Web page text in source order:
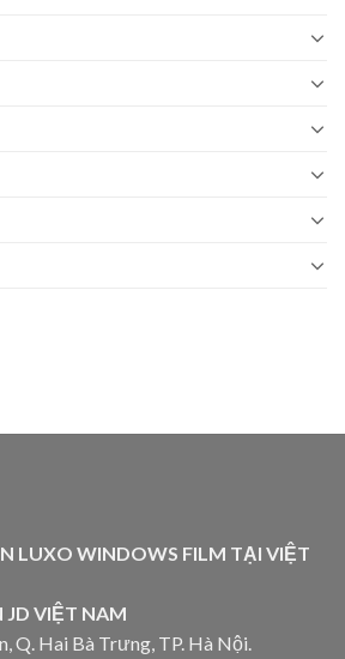
LUXO WINDOWS FILM TẠI VIỆT
JD VIỆT NAM
Q. Hai Bà Trưng, TP. Hà Nội.